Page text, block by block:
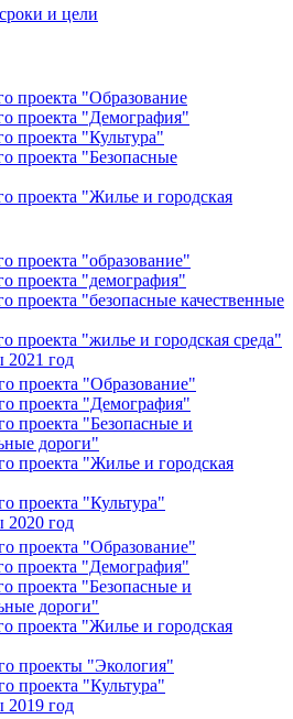
и цели
проекта "Образование
проекта "Демография"
проекта "Культура"
проекта "Безопасные
проекта "Жилье и городская
проекта "образование"
проекта "демография"
проекта "безопасные качественные
проекта "жилье и городская среда"
год
проекта "Образование"
проекта "Демография"
проекта "Безопасные и
дороги"
проекта "Жилье и городская
проекта "Культура"
год
проекта "Образование"
проекта "Демография"
проекта "Безопасные и
дороги"
проекта "Жилье и городская
проекты "Экология"
проекта "Культура"
год